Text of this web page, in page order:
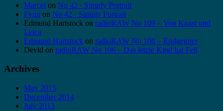
Marcel on No 42 · Simply Portrait
Fynn on No 42 · Simply Portrait
Edmund Hartstock on radioRAW No 109 – Von Knast und
Leica
Edmund Hartstock on radioRAW No 108 – Endgegner
Devid on radioRAW No 106 – Das letzte Kind hat Fell
Archives
May 2015
December 2014
July 2013